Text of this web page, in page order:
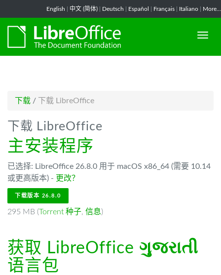
English 中文 (简体) Deutsch Español Français Italiano More...
下载 / 下载 LibreOffice
下载 LibreOffice
主安装程序
已选择: LibreOffice 26.8.0 用于 macOS x86_64 (需要 10.14
或更高版本) - 更改？
下载版本 26.8.0
295 MB (Torrent 种子, 信息)
获取 LibreOffice ગુજરાતી
语言包